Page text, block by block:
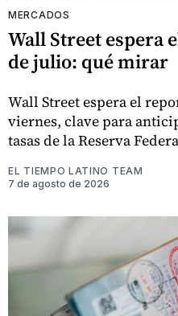
MERCADOS
Wall Street espera
de julio: qué mirar
Wall Street espera el
viernes, clave para
tasas de la Reserva
EL TIEMPO LATINO TEAM
7 de agosto de 2026